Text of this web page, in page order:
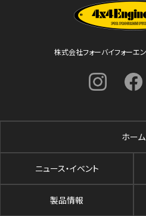
株式会社フォーバイフォーエ
ホーム
ニュース・イベント
製品情報